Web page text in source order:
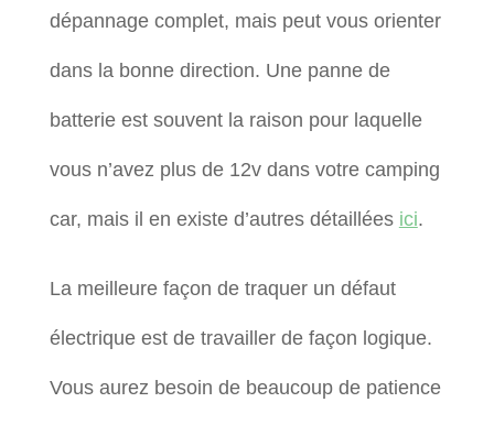
dépannage complet, mais peut vous orienter
dans la bonne direction. Une panne de
batterie est souvent la raison pour laquelle
vous n’avez plus de 12v dans votre camping
car, mais il en existe d’autres détaillées ici.
La meilleure façon de traquer un défaut
électrique est de travailler de façon logique.
Vous aurez besoin de beaucoup de patience